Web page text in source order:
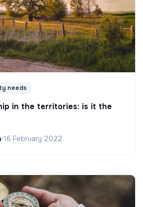
needs
in the territories: is it the
•16 February 2022